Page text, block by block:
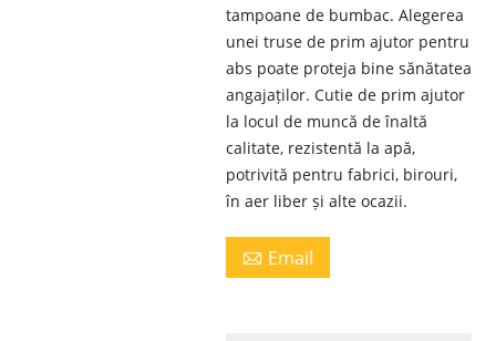
tampoane de bumbac. Alegerea
unei truse de prim ajutor pentru
abs poate proteja bine sănătatea
angajaților. Cutie de prim ajutor
la locul de muncă de înaltă
calitate, rezistentă la apă,
potrivită pentru fabrici, birouri,
în aer liber și alte ocazii.
 Email